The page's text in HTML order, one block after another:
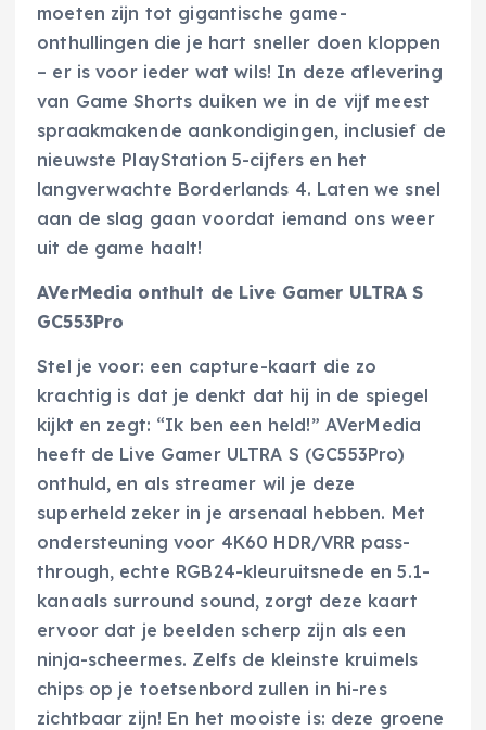
moeten zijn tot gigantische game-
onthullingen die je hart sneller doen kloppen
– er is voor ieder wat wils! In deze aflevering
van Game Shorts duiken we in de vijf meest
spraakmakende aankondigingen, inclusief de
nieuwste PlayStation 5-cijfers en het
langverwachte Borderlands 4. Laten we snel
aan de slag gaan voordat iemand ons weer
uit de game haalt!
AVerMedia onthult de Live Gamer ULTRA S
GC553Pro
Stel je voor: een capture-kaart die zo
krachtig is dat je denkt dat hij in de spiegel
kijkt en zegt: “Ik ben een held!” AVerMedia
heeft de Live Gamer ULTRA S (GC553Pro)
onthuld, en als streamer wil je deze
superheld zeker in je arsenaal hebben. Met
ondersteuning voor 4K60 HDR/VRR pass-
through, echte RGB24-kleuruitsnede en 5.1-
kanaals surround sound, zorgt deze kaart
ervoor dat je beelden scherp zijn als een
ninja-scheermes. Zelfs de kleinste kruimels
chips op je toetsenbord zullen in hi-res
zichtbaar zijn! En het mooiste is: deze groene